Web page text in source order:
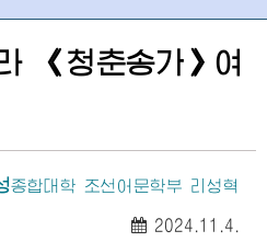
《청춘송가》여
종합대학 조선어문학부 리성혁
2024.11.4.